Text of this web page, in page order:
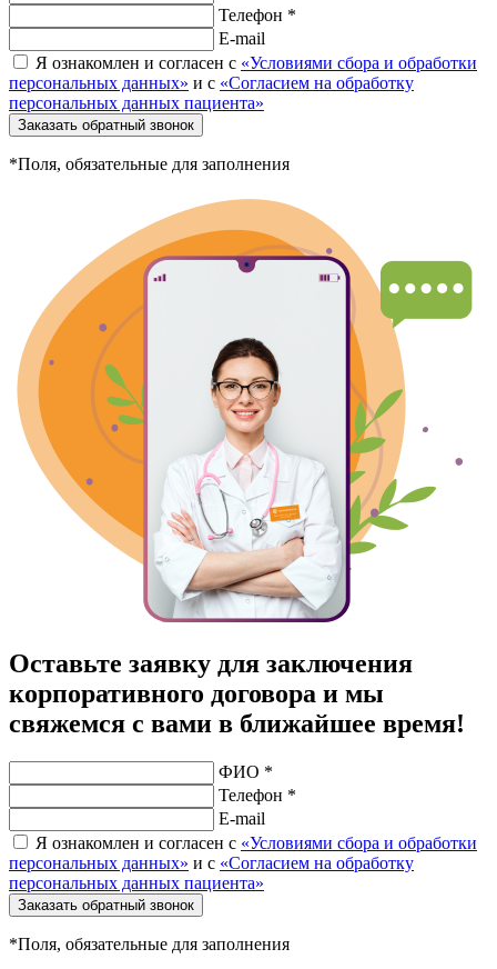
Телефон *
E-mail
Я ознакомлен и согласен с «Условиями сбора и обработки
персональных данных» и с «Согласием на обработку
персональных данных пациента»
Заказать обратный звонок
*Поля, обязательные для заполнения
Оставьте заявку для заключения
корпоративного договора и мы
свяжемся с вами в ближайшее время!
ФИО *
Телефон *
E-mail
Я ознакомлен и согласен с «Условиями сбора и обработки
персональных данных» и с «Согласием на обработку
персональных данных пациента»
Заказать обратный звонок
*Поля, обязательные для заполнения